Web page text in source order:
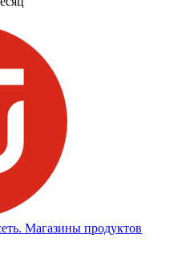
Магазины продуктов